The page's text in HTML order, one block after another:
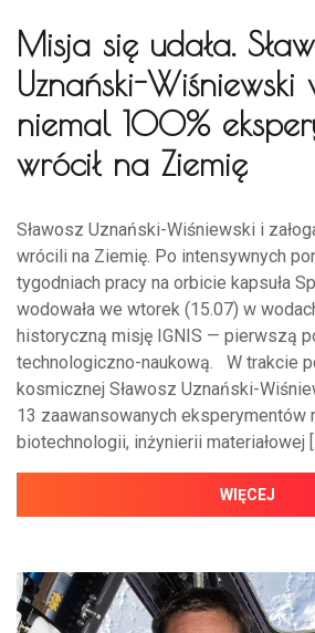
Misja się udała.
Uznański-Wiśniewski
niemal 100%
wrócił na Ziemię
Sławosz Uznański-Wiśniewski i
wrócili na Ziemię. Po intensywnych
tygodniach pracy na orbicie kapsuła
wodowała we wtorek (15.07) w
historyczną misję IGNIS — pierwszą
technologiczno-naukową. W trakcie
kosmicznej Sławosz Uznański-
13 zaawansowanych eksperymentów
biotechnologii, inżynierii materiałowej
WIĘCEJ